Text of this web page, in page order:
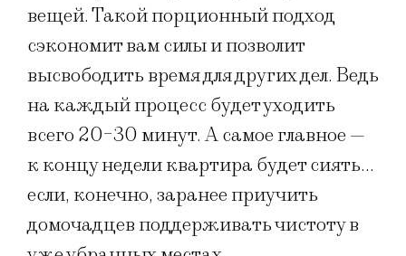
вещей. Такой порционный подход
сэкономит вам силы и позволит
высвободить время для других дел. Ведь
на каждый процесс будет уходить
всего 20-30 минут. А самое главное —
к концу недели квартира будет сиять…
если, конечно, заранее приучить
домочадцев поддерживать чистоту в